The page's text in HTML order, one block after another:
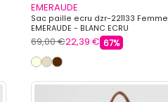
EMERAUDE
Sac paille ecru dzr-221133 Femme
EMERAUDE - BLANC ECRU
69,00 €22,39 € 67%